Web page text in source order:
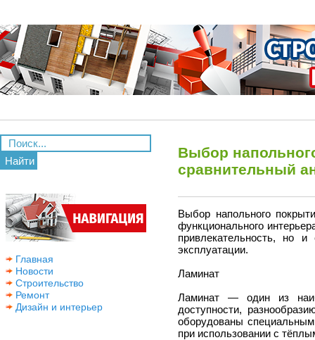
Найти
Главная
Новости
Строительство
Ремонт
Дизайн и интерьер
Выбор
сравнительный
Выбор напольного
функционального
привлекательность, но
эксплуатации.
Ламинат
Ламинат — один из
доступности,
оборудованы
при использовании с